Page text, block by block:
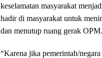
keselamatan masyarakat
hadir di masyarakat untuk
dan menutup ruang gerak OPM.
“Karena jika pemerintah/